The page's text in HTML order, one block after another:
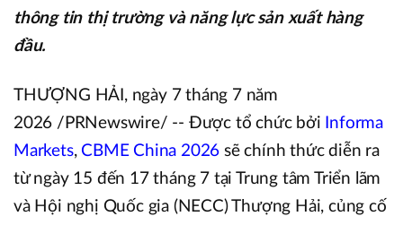
thông tin thị trường và năng lực sản xuất hàng
đầu.
THƯỢNG HẢI, ngày 7 tháng 7 năm
2026 /PRNewswire/ -- Được tổ chức bởi Informa
Markets, CBME China 2026 sẽ chính thức diễn ra
từ ngày 15 đến 17 tháng 7 tại Trung tâm Triển lãm
và Hội nghị Quốc gia (NECC) Thượng Hải, củng cố